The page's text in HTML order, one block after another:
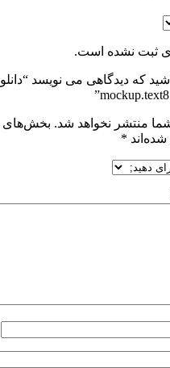
ثبت نشده است.
که دیدگاهی می نویسد
منتشر نخواهد شد. بخش‌های
*